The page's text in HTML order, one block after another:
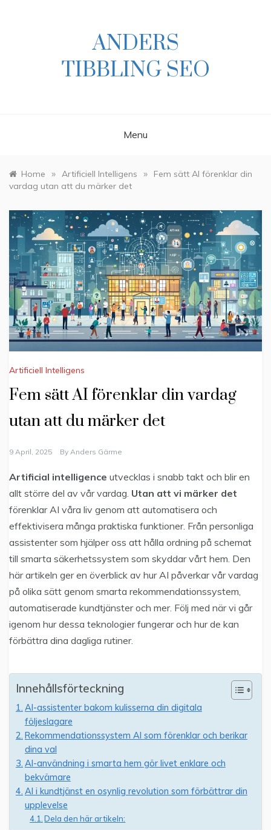
ANDERS
TIBBLING SEO
Menu
Home » Artificiell Intelligens »
Fem sätt AI förenklar din
vardag utan att du märker det
Artificiell Intelligens
Fem sätt AI förenklar din vardag
utan att du märker det
9 April, 2025 By Anders Gärme
Artificial intelligence utvecklas i snabb takt och blir en
allt större del av vår vardag. Utan att vi märker det
förenklar AI våra liv genom att automatisera och
effektivisera många praktiska funktioner. Från personliga
assistenter som hjälper oss att hålla ordning på schemat
till smarta säkerhetssystem som skyddar vårt hem. Den
här artikeln ger en överblick av hur AI påverkar vår vardag
på olika sätt genom smarta rekommendationssystem,
automatiserade kundtjänster och mer. Följ med när vi går
igenom hur dessa teknologier fungerar och hur de kan
förbättra dina dagliga rutiner.
Innehållsförteckning
AI-assistenter bakom kulisserna din digitala
följeslagare
Rekommendationssystem AI som förenklar och berikar
dina val
AI-användning i smarta hem gör livet enklare och
bekvämare
AI i kundtjänst en osynlig revolution som förbättrar din
upplevelse
Dela den här artikeln: